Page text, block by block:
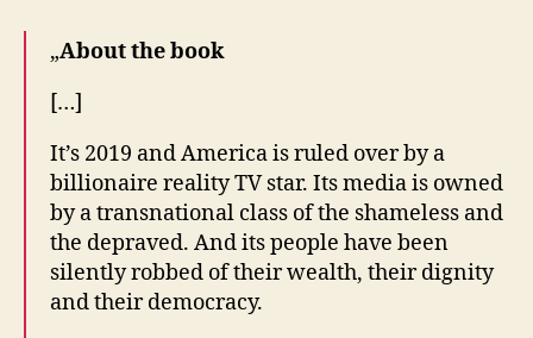
„About the book
[…]
It’s 2019 and America is ruled over by a
billionaire reality TV star. Its media is owned
by a transnational class of the shameless and
the depraved. And its people have been
silently robbed of their wealth, their dignity
and their democracy.